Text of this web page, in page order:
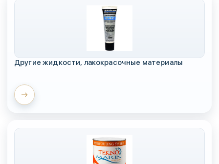
Другие жидкости, лакокрасочные материалы